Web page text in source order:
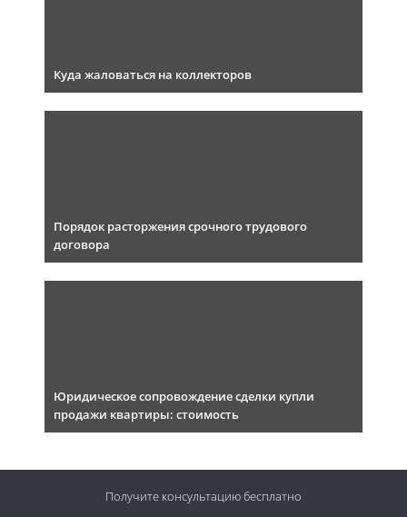
Куда жаловаться на коллекторов
Порядок расторжения срочного трудового
договора
Юридическое сопровождение сделки купли
продажи квартиры: стоимость
Получите консультациюбесплатно